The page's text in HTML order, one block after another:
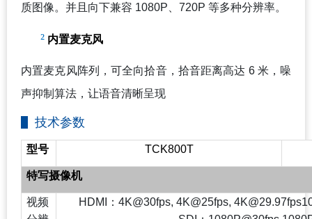
质图像。并且向下兼容 1080P、720P 等多种分辨率。
² 内置麦克风
内置麦克风阵列，可全向拾音，拾音距离高达 6 米，噪
声抑制算法，让语音清晰呈现
技术参数
型号 TCK800T
特写摄像机
视频
HDMI
：4K@30fps, 4K@25fps,